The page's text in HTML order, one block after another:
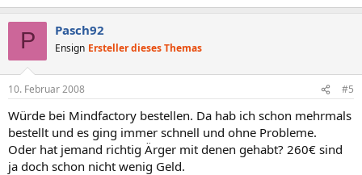
P Pasch92
Ensign Ersteller dieses Themas
10. Februar 2008 #5
Würde bei Mindfactory bestellen. Da hab ich schon mehrmals
bestellt und es ging immer schnell und ohne Probleme.
Oder hat jemand richtig Ärger mit denen gehabt? 260€ sind
ja doch schon nicht wenig Geld.